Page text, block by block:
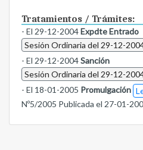
Tratamientos / Trámites:
- El 29-12-2004Expdte Entrado
Sesión Ordinaria del 29-12-
- El 29-12-2004Sanción
Sesión Ordinaria del 29-12-
- El 18-01-2005 Promulgación
Nº5/2005 Publicada el 27-01-